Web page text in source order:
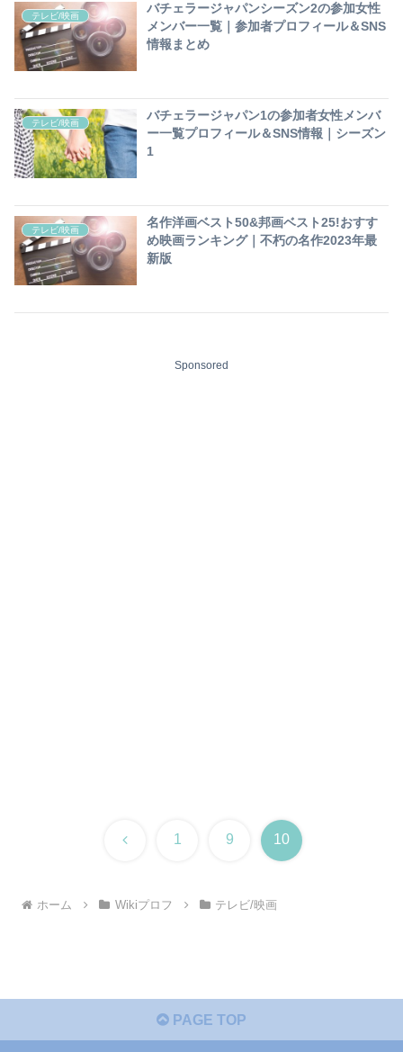
テレビ/映画
バチェラージャパンシーズン2の参加女性
メンバー一覧｜参加者プロフィール＆SNS
情報まとめ
テレビ/映画
バチェラージャパン1の参加者女性メンバ
ー一覧プロフィール＆SNS情報｜シーズン
1
テレビ/映画
名作洋画ベスト50&邦画ベスト25!おすす
め映画ランキング｜不朽の名作2023年最
新版
Sponsored
前 1 9 10
ホーム Wikiプロフ テレビ/映画
PAGE TOP